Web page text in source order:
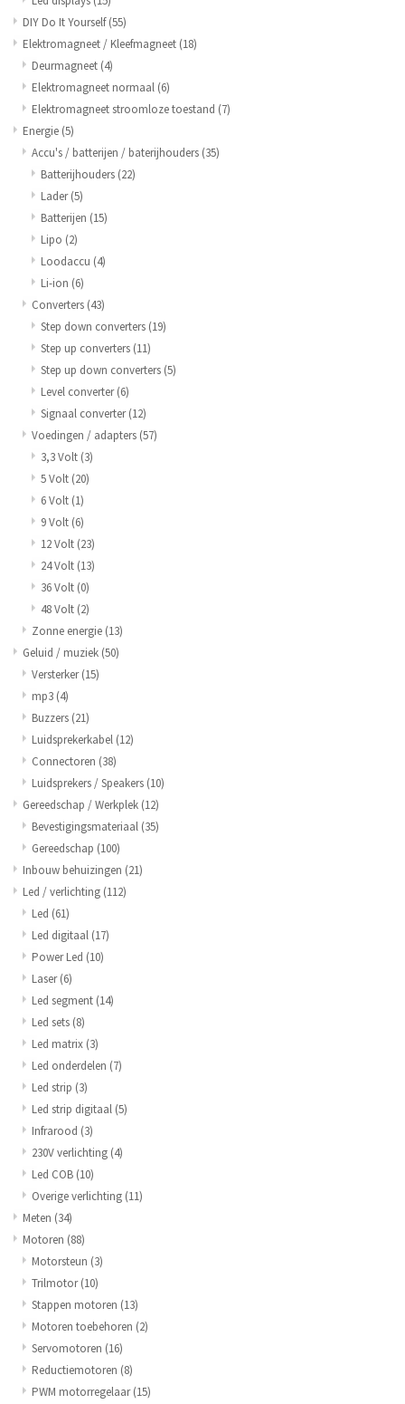
DIY Do It Yourself(55)
Elektromagneet / Kleefmagneet (18)
Deurmagneet (4)
Elektromagneet normaal (6)
Elektromagneet stroomloze toestand (7)
Energie (5)
Accu's / batterijen / baterijhouders (35)
Batterijhouders (22)
Lader(5)
Batterijen (15)
Lipo (2)
Loodaccu (4)
Li-ion (6)
Converters (43)
Step down converters (19)
Step up converters (11)
Step up down converters (5)
Level converter(6)
Signaal converter(12)
Voedingen / adapters (57)
3,3 Volt (3)
5 Volt (20)
6 Volt (1)
9 Volt (6)
12 Volt (23)
24 Volt (13)
36 Volt (0)
48 Volt (2)
Zonne energie (13)
Geluid / muziek (50)
Versterker(15)
mp3 (4)
Buzzers (21)
Luidsprekerkabel (12)
Connectoren (38)
Luidsprekers / Speakers (10)
Gereedschap / Werkplek (12)
Bevestigingsmateriaal (35)
Gereedschap (100)
Inbouw behuizingen (21)
Led / verlichting (112)
Led (61)
Led digitaal (17)
Power Led (10)
Laser(6)
Led segment (14)
Led sets (8)
Led matrix (3)
Led onderdelen (7)
Led strip (3)
Led strip digitaal (5)
Infrarood (3)
230V verlichting (4)
Led COB (10)
Overige verlichting (11)
Meten (34)
Motoren (88)
Motorsteun (3)
Trilmotor(10)
Stappen motoren (13)
Motoren toebehoren (2)
Servomotoren (16)
Reductiemotoren (8)
PWM motorregelaar(15)